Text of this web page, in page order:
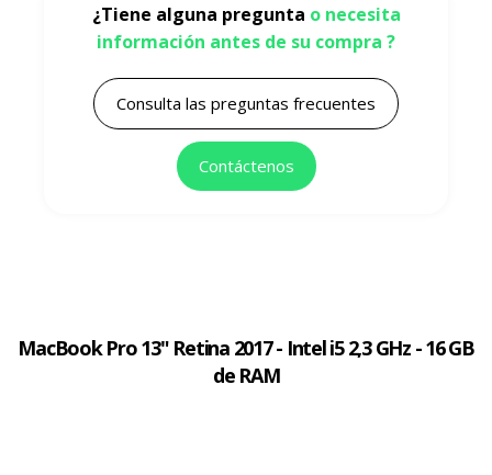
¿Tiene alguna pregunta o necesita
información antes de su compra ?
Consulta las preguntas frecuentes
Contáctenos
MacBook Pro 13" Retina 2017 - Intel i5 2,3 GHz - 16 GB
de RAM